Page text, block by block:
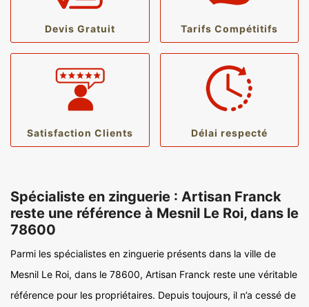
Devis Gratuit Tarifs Compétitifs
Satisfaction Clients Délai respecté
Spécialiste en zinguerie : Artisan Franck
reste une référence à Mesnil Le Roi, dans le
78600
Parmi les spécialistes en zinguerie présents dans la ville de
Mesnil Le Roi, dans le 78600, Artisan Franck reste une véritable
référence pour les propriétaires. Depuis toujours, il n’a cessé de